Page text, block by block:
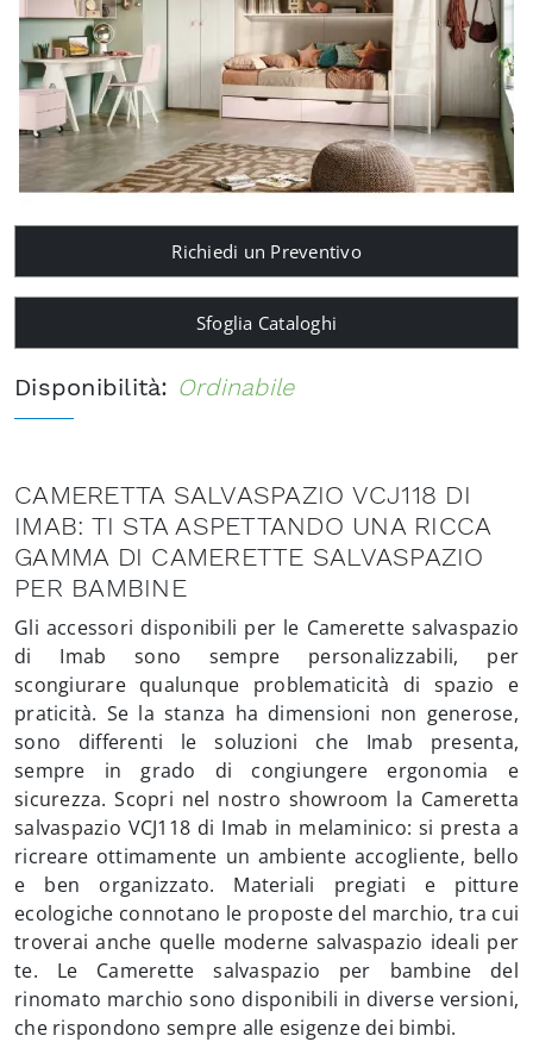
Richiedi un Preventivo
Sfoglia Cataloghi
Disponibilità: Ordinabile
CAMERETTA SALVASPAZIO VCJ118 DI
IMAB: TI STA ASPETTANDO UNA RICCA
GAMMA DI CAMERETTE SALVASPAZIO
PER BAMBINE
Gli accessori disponibili per le Camerette salvaspazio
di Imab sono sempre personalizzabili, per
scongiurare qualunque problematicità di spazio e
praticità. Se la stanza ha dimensioni non generose,
sono differenti le soluzioni che Imab presenta,
sempre in grado di congiungere ergonomia e
sicurezza. Scopri nel nostro showroom la Cameretta
salvaspazio VCJ118 di Imab in melaminico: si presta a
ricreare ottimamente un ambiente accogliente, bello
e ben organizzato. Materiali pregiati e pitture
ecologiche connotano le proposte del marchio, tra cui
troverai anche quelle moderne salvaspazio ideali per
te. Le Camerette salvaspazio per bambine del
rinomato marchio sono disponibili in diverse versioni,
che rispondono sempre alle esigenze dei bimbi.